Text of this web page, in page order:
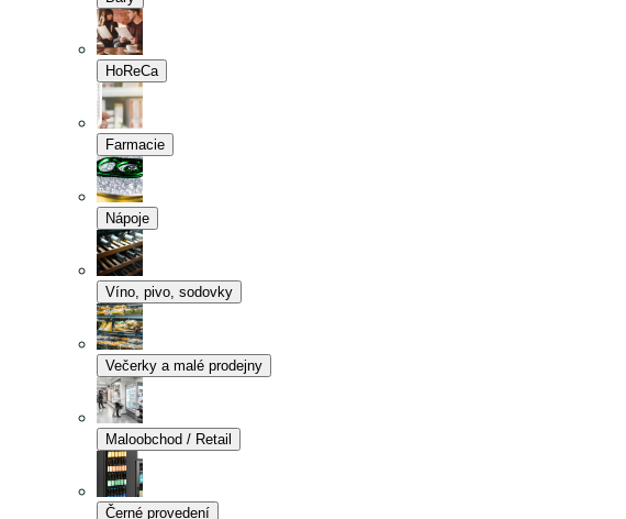
HoReCa
Farmacie
Nápoje
Víno, pivo, sodovky
Večerky a malé prodejny
Maloobchod / Retail
Černé provedení